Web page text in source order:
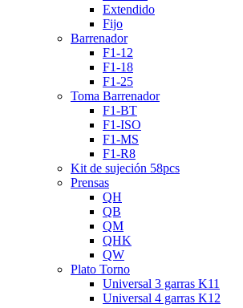
Extendido
Fijo
Barrenador
F1-12
F1-18
F1-25
Toma Barrenador
F1-BT
F1-ISO
F1-MS
F1-R8
Kit de sujeción 58pcs
Prensas
QH
QB
QM
QHK
QW
Plato Torno
Universal 3 garras K11
Universal 4 garras K12